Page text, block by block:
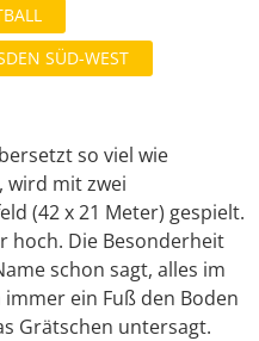
SÜD-WEST
so viel wie
wird mit zwei
(42 x 21 Meter) gespielt.
hoch. Die Besonderheit
schon sagt, alles im
ein Fuß den Boden
Grätschen untersagt.